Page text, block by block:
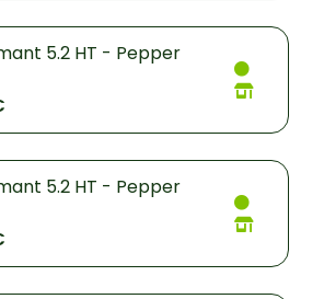
5.2 HT - Pepper
5.2 HT - Pepper